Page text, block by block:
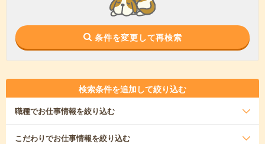
条件を変更して再検索
検索条件を追加して絞り込む
職種でお仕事情報を絞り込む
こだわりでお仕事情報を絞り込む